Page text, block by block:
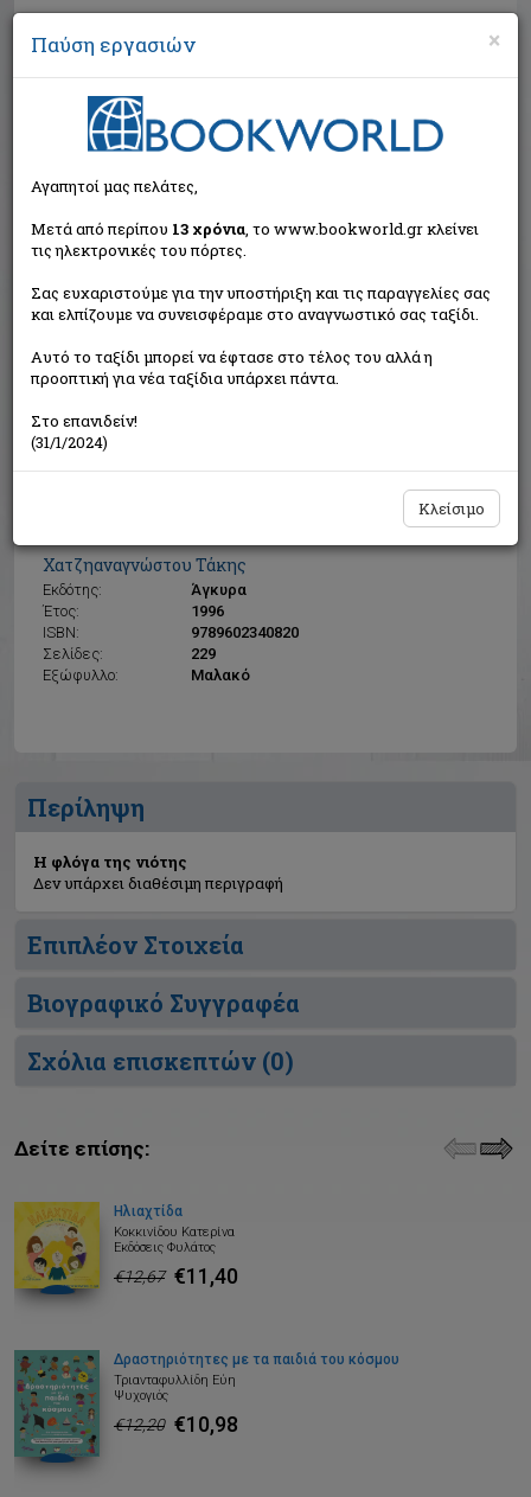
Αναζήτηση
Χατζηαναγνώστου Τάκης
Εκδότης:
Άγκυρα
Έτος:
1996
ISBN:
9789602340820
Σελίδες:
229
Εξώφυλλο:
Μαλακό
Εξαντλημένο από τον
εκδότη
Περίληψη
Η φλόγα της νιότης
Δεν υπάρχει διαθέσιμη περιγραφή
Επιπλέον Στοιχεία
Βιογραφικό Συγγραφέα
Σχόλια επισκεπτών (0)
Δείτε επίσης:
Ηλιαχτίδα
Κοκκινίδου Κατερίνα
Εκδόσεις Φυλάτος
€12,67 €11,40
Δραστηριότητες με τα παιδιά του κόσμου
Τριανταφυλλίδη Εύη
Ψυχογιός
€12,20 €10,98
×
Παύση εργασιών
Αγαπητοί μας πελάτες,
Μετά από περίπου 13 χρόνια, το www.bookworld.gr κλείνει
τις ηλεκτρονικές του πόρτες.
Σας ευχαριστούμε για την υποστήριξη και τις παραγγελίες σας
και ελπίζουμε να συνεισφέραμε στο αναγνωστικό σας ταξίδι.
Αυτό το ταξίδι μπορεί να έφτασε στο τέλος του αλλά η
προοπτική για νέα ταξίδια υπάρχει πάντα.
Στο επανιδείν!
(31/1/2024)
Κλείσιμο